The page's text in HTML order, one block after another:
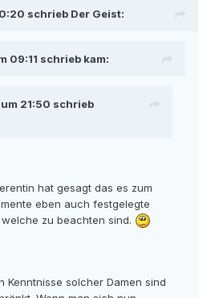
schrieb Der Geist:
09:11 schrieb kam:
um 21:50 schrieb
hat gesagt das es zum
eben auch festgelegte
zu beachten sind.
Kenntnisse solcher Damen sind